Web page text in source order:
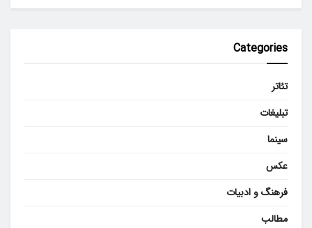
Categories
تئاتر
تبلیغات
سینما
عکس
فرهنگ و ادبیات
مطالب